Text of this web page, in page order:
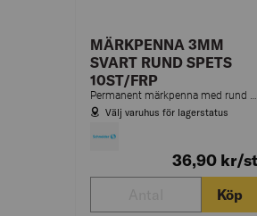
MÄRKPENNA 3MM
SVART RUND SPETS
10ST/FRP
Välj varuhus för lagerstatus
36,90 kr/st
Köp